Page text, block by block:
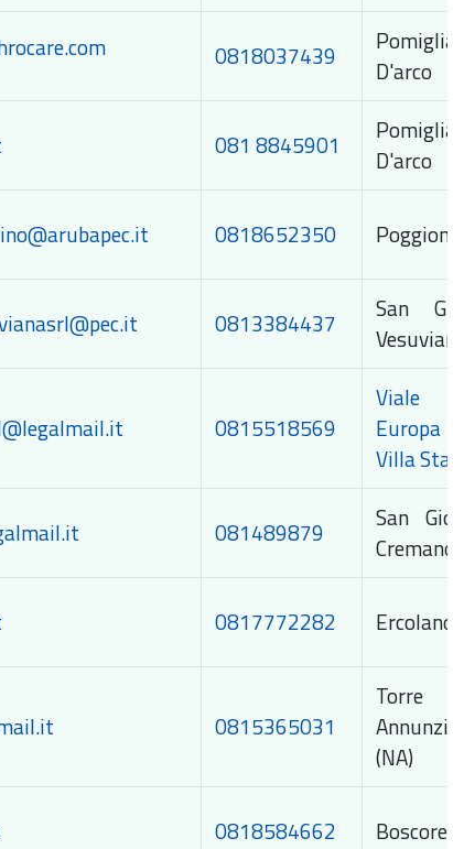
0818037439
D'arco
081 8845901
D'arco
0818652350
0813384437
San
0815518569
Viale
Villa
081489879
San
0817772282
0815365031
Torre
(NA)
0818584662